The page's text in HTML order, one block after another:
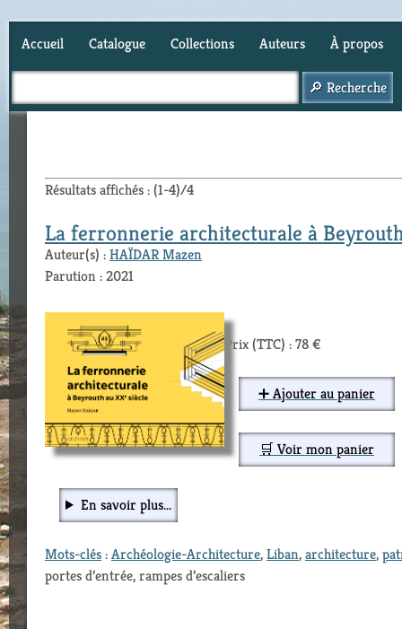
Accueil Catalogue Collections Auteurs À propos
Résultats affichés : (1-4)/4
La ferronnerie architecturale à
Auteur(s) :HAÏDAR Mazen
Parution : 2021
Prix (TTC) : 78 €
➕ Ajouter au panier
🛒 Voir mon panier
En savoir plus...
Mots-clés:Archéologie-Architecture,Liban,architecture,
portes d’entrée, rampes d’escaliers